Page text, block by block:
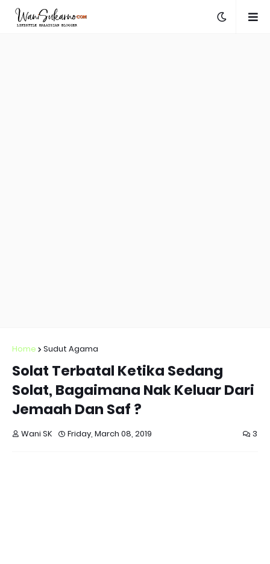
Home Sudut Agama
Solat Terbatal Ketika Sedang
Solat, Bagaimana Nak Keluar Dari
Jemaah Dan Saf ?
Wani SK Friday, March 08, 2019 3